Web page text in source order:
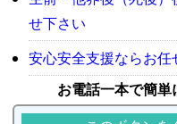
せ下さい
安心安全支援ならお任
お電話一本で簡単